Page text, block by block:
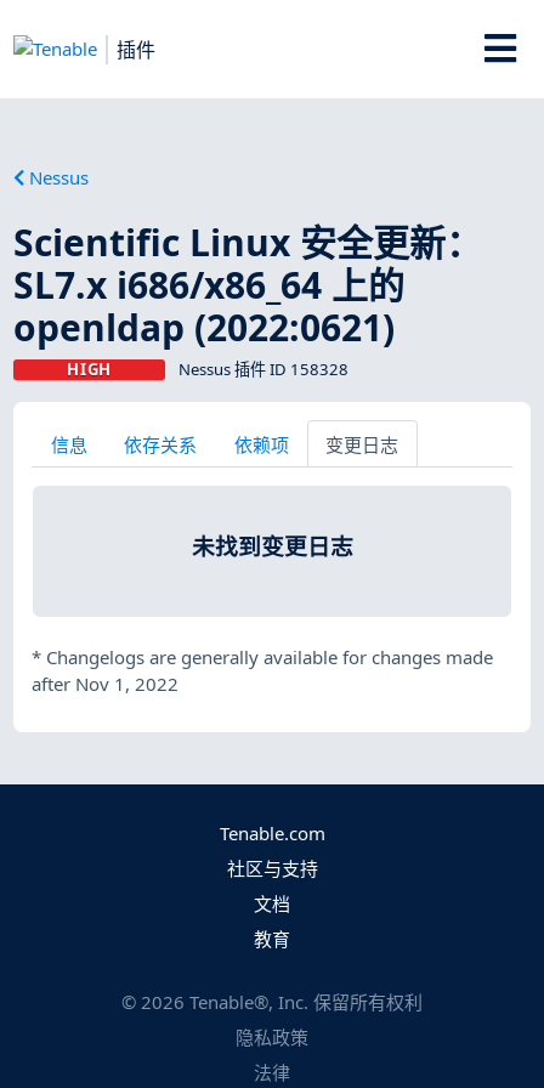
插件
Nessus
Scientific Linux 安全更新：
SL7.x i686/x86_64 上的
openldap (2022:0621)
HIGH Nessus 插件 ID 158328
信息 依存关系 依赖项 变更日志
未找到变更日志
* Changelogs are generally available for changes made
after Nov 1, 2022
Tenable.com
社区与支持
文档
教育
© 2026 Tenable®, Inc. 保留所有权利
隐私政策
法律